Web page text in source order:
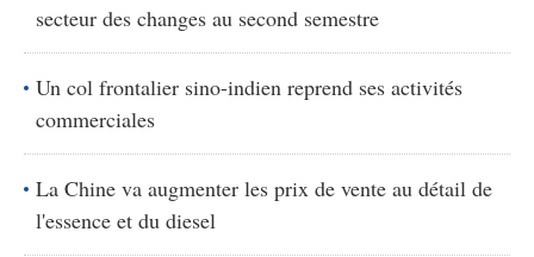
secteur des changes au second semestre
Un col frontalier sino-indien reprend ses activités
commerciales
La Chine va augmenter les prix de vente au détail de
l'essence et du diesel